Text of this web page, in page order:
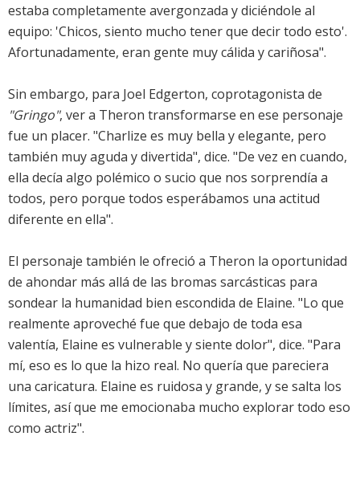
estaba completamente avergonzada y diciéndole al
equipo: 'Chicos, siento mucho tener que decir todo esto'.
Afortunadamente, eran gente muy cálida y cariñosa".
Sin embargo, para Joel Edgerton, coprotagonista de
"Gringo", ver a Theron transformarse en ese personaje
fue un placer. "Charlize es muy bella y elegante, pero
también muy aguda y divertida", dice. "De vez en cuando,
ella decía algo polémico o sucio que nos sorprendía a
todos, pero porque todos esperábamos una actitud
diferente en ella".
El personaje también le ofreció a Theron la oportunidad
de ahondar más allá de las bromas sarcásticas para
sondear la humanidad bien escondida de Elaine. "Lo que
realmente aproveché fue que debajo de toda esa
valentía, Elaine es vulnerable y siente dolor", dice. "Para
mí, eso es lo que la hizo real. No quería que pareciera
una caricatura. Elaine es ruidosa y grande, y se salta los
límites, así que me emocionaba mucho explorar todo eso
como actriz".